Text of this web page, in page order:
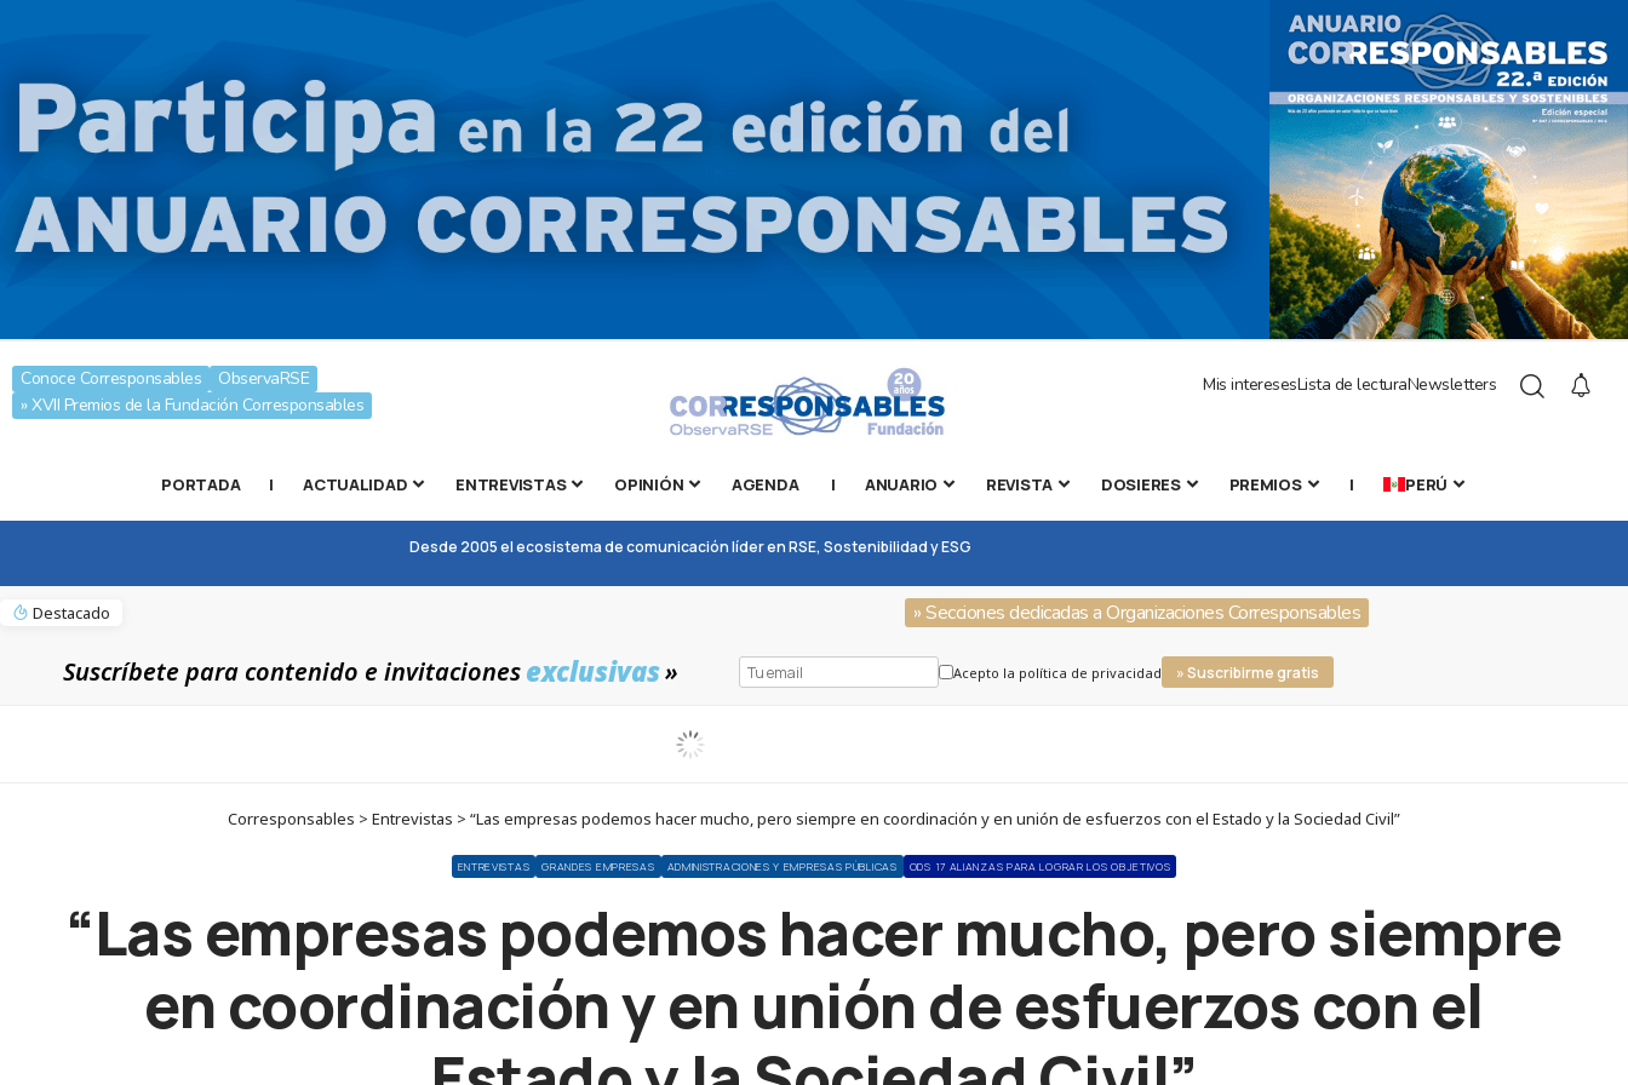
Conoce Corresponsables
ObservaRSE
» XVII Premios de la Fundación Corresponsables
Mis interesesLista de lecturaNewsletters
PORTADA | ACTUALIDAD ENTREVISTAS OPINIÓN AGENDA | ANUARIO REVISTA DOSIERES PREMIOS | PERÚ
Desde 2005 el ecosistema de comunicación líder en RSE, Sostenibilidad y ESG
Destacado » Secciones dedicadas a Organizaciones Corresponsables
Suscríbete para contenido e invitacionesexclusivas» Acepto la política de privacidad » Suscribirme gratis
Corresponsables > Entrevistas > “Las empresas podemos hacer mucho, pero siempre en coordinación y en unión de esfuerzos con el Estado y la Sociedad Civil”
ENTREVISTAS GRANDES EMPRESAS ADMINISTRACIONES Y EMPRESAS PÚBLICAS ODS 17 ALIANZAS PARA LOGRAR LOS OBJETIVOS
“Las empresas podemos hacer mucho, pero siempre
en coordinación y en unión de esfuerzos con el